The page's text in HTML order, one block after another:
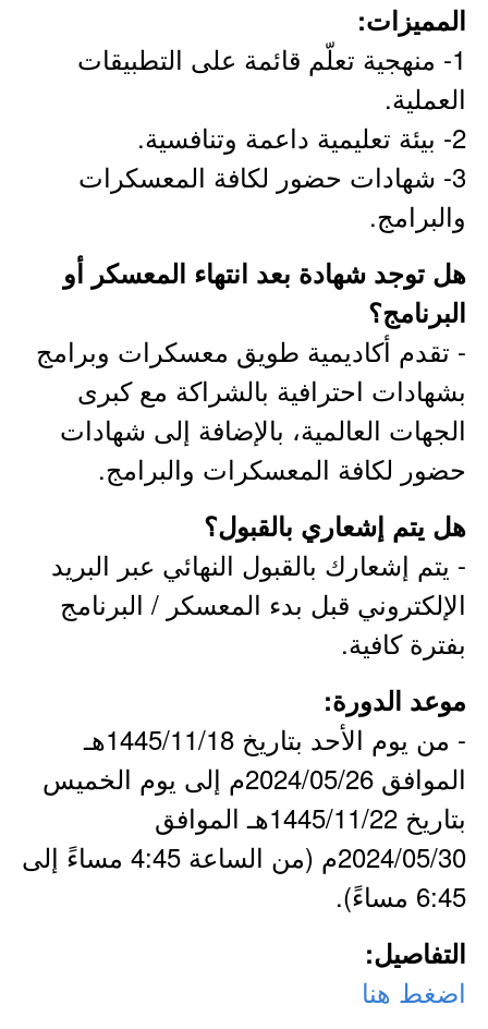
المميزات:
1- منهجية تعلّم قائمة على التطبيقات
العملية.
2- بيئة تعليمية داعمة وتنافسية.
3- شهادات حضور لكافة المعسكرات
والبرامج.
هل توجد شهادة بعد انتهاء المعسكر أو
البرنامج؟
- تقدم أكاديمية طويق معسكرات وبرامج
بشهادات احترافية بالشراكة مع كبرى
الجهات العالمية، بالإضافة إلى شهادات
حضور لكافة المعسكرات والبرامج.
هل يتم إشعاري بالقبول؟
- يتم إشعارك بالقبول النهائي عبر البريد
الإلكتروني قبل بدء المعسكر / البرنامج
بفترة كافية.
موعد الدورة:
- من يوم الأحد بتاريخ 1445/11/18هـ
الموافق 2024/05/26م إلى يوم الخميس
بتاريخ 1445/11/22هـ الموافق
2024/05/30م (من الساعة 4:45 مساءً إلى
6:45 مساءً).
التفاصيل:
اضغط هنا